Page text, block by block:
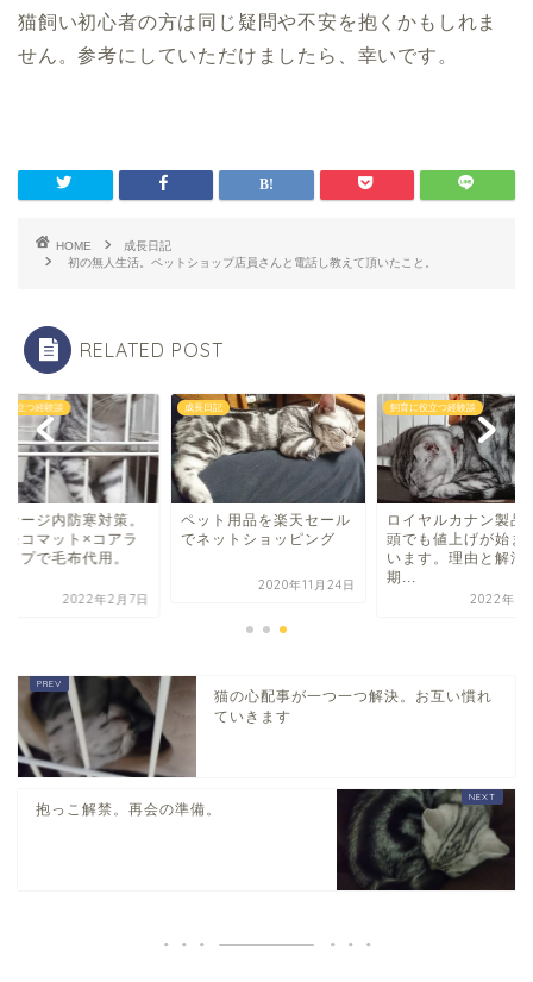
猫飼い初心者の方は同じ疑問や不安を抱くかもしれま
せん。参考にしていただけましたら、幸いです。
HOME
成長日記
初の無人生活。ペットショップ店員さんと電話し教えて頂いたこと。
RELATED POST
役立つ経験談
ケージ内防寒対策。
モコマット×コアラ
ップで毛布代用。
2022年2月7日
成長日記
ペット用品を楽天セール
でネットショッピング
2020年11月24日
飼育に役立つ経験談
ロイヤルカナン製品
頭でも値上げが始ま
います。理由と解消
期...
2022年5
猫の心配事が一つ一つ解決。お互い慣れ
ていきます
抱っこ解禁。再会の準備。